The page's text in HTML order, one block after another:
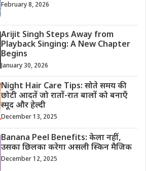
February 8, 2026
Arijit Singh Steps Away from
Playback Singing: A New Chapter
Begins
January 30, 2026
Night Hair Care Tips: सोते समय की
छोटी आदतें जो रातों-रात बालों को बनाएँ
स्मूद और हेल्दी
December 13, 2025
Banana Peel Benefits: केला नहीं,
उसका छिलका करेगा असली स्किन मैजिक
December 12, 2025